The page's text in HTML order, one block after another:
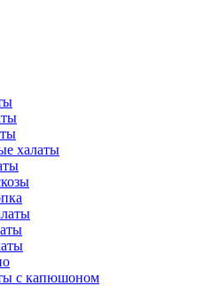
халаты
с капюшоном